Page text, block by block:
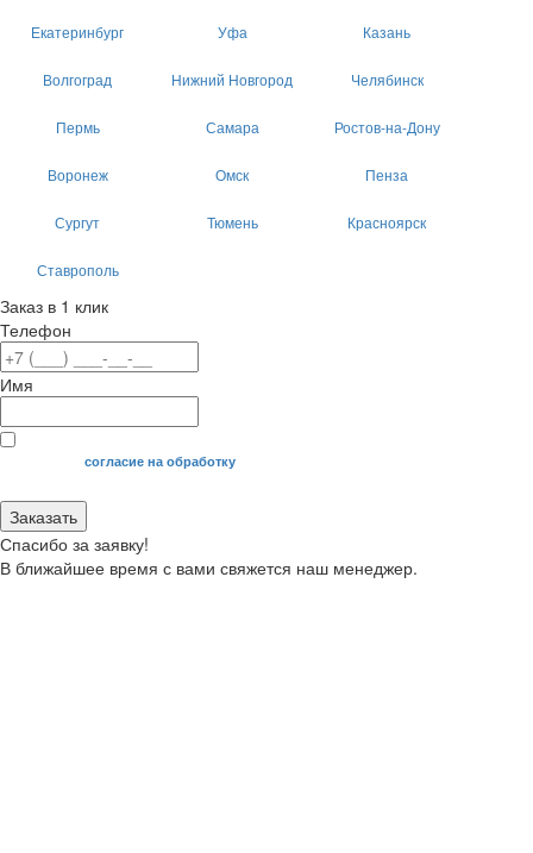
Екатеринбург Уфа Казань
Волгоград Нижний Новгород Челябинск
Пермь Самара Ростов-на-Дону
Воронеж Омск Пенза
Сургут Тюмень Красноярск
Ставрополь
Заказ в 1 клик
Телефон
Имя
Я даю своесогласие на обработку
Заказать
Спасибо за заявку!
В ближайшее время с вами свяжется наш менеджер.